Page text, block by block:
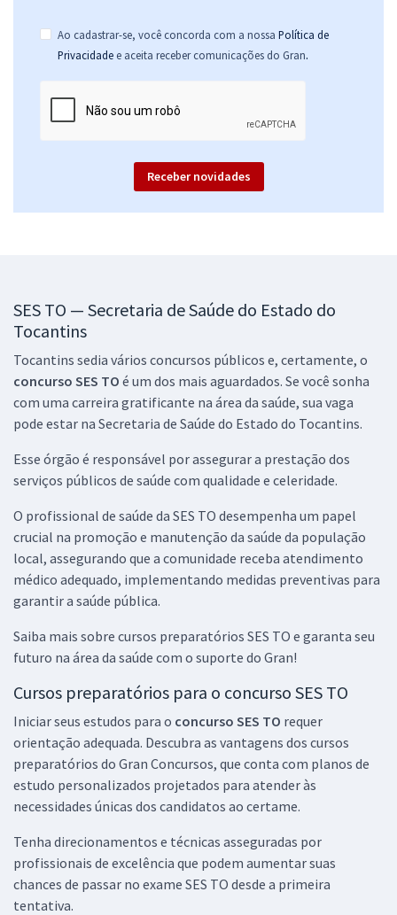
ou 12x de
R$
Economize R$ 97,98 (-20%)
Comprar
SES TO - Secretaria de Estado de Saúde do Tocantins -
Farmacêutico (Pós-edital)
SES TO - Secretaria de Saúde do Estado do Tocantins -
Fisioterapeuta (Pós-edital)
R$ 367,92à vista
ou 12x deR$30,66
Economize R$ 91,98 (-20%)
Comprar
SES TO - Secretaria de Saúde do Estado do Tocantins - Gestor em
Saúde (Pós-Edital)
R$ 558,32
ou 12x deR$46,53
Economize R$ 139,58 (-20%)
SES TO - Secretaria de Saúde do Estado do Tocantins - Nutricionista
(Pós-Edital)
R$ 399,84à vista
ou 12x de
Economize R$ 99,96 (-20%)
Comprar
Ao cadastrar-se, você concorda com a nossa Política de
Privacidade e aceita receber comunicações do Gran.
Receber novidades
SES TO — Secretaria de Saúde do Estado do
Tocantins
Tocantins sedia vários concursos públicos e, certamente, o
concurso SES TO é um dos mais aguardados. Se você sonha
com uma carreira gratificante na área da saúde, sua vaga
pode estar na Secretaria de Saúde do Estado do Tocantins.
Esse órgão é responsável por assegurar a prestação dos
serviços públicos de saúde com qualidade e celeridade.
O profissional de saúde da SES TO desempenha um papel
crucial na promoção e manutenção da saúde da população
local, assegurando que a comunidade receba atendimento
médico adequado, implementando medidas preventivas para
garantir a saúde pública.
Saiba mais sobre cursos preparatórios SES TO e garanta seu
futuro na área da saúde com o suporte do Gran!
Cursos preparatórios para o concurso SES TO
Iniciar seus estudos para o concurso SES TO requer
orientação adequada. Descubra as vantagens dos cursos
preparatórios do Gran Concursos, que conta com planos de
estudo personalizados projetados para atender às
necessidades únicas dos candidatos ao certame.
Tenha direcionamentos e técnicas asseguradas por
profissionais de excelência que podem aumentar suas
chances de passar no exame SES TO desde a primeira
tentativa.